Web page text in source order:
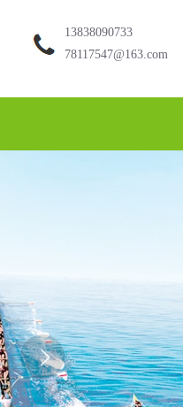
13838090733
78117547@163.com